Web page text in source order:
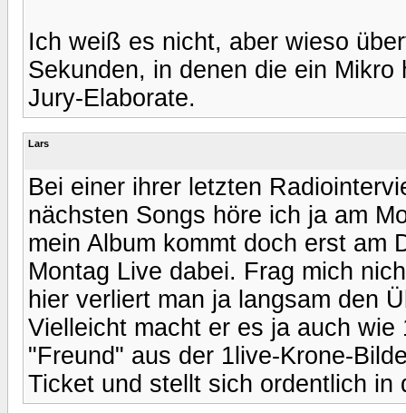
Ich weiß es nicht, aber wieso
Sekunden, in denen die ein
Jury-Elaborate.
Lars
Bei einer ihrer letzten
nächsten Songs höre ich ja am
mein Album kommt doch erst am
Montag Live dabei. Frag mich
hier verliert man ja langsam den
Vielleicht macht er es ja auch
"Freund" aus der 1live-Krone-
Ticket und stellt sich ordentlich in